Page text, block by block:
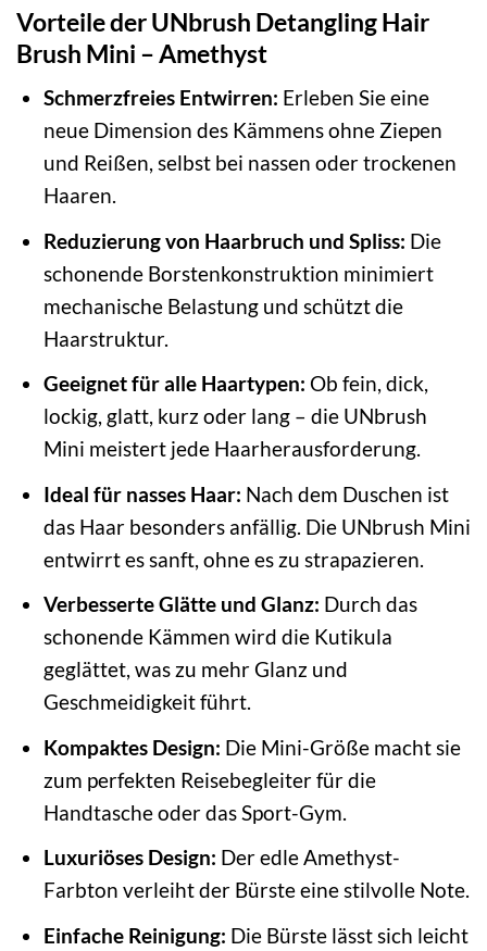
Vorteile der UNbrush Detangling Hair
Brush Mini – Amethyst
Schmerzfreies Entwirren: Erleben Sie eine
neue Dimension des Kämmens ohne Ziepen
und Reißen, selbst bei nassen oder trockenen
Haaren.
Reduzierung von Haarbruch und Spliss: Die
schonende Borstenkonstruktion minimiert
mechanische Belastung und schützt die
Haarstruktur.
Geeignet für alle Haartypen: Ob fein, dick,
lockig, glatt, kurz oder lang – die UNbrush
Mini meistert jede Haarherausforderung.
Ideal für nasses Haar: Nach dem Duschen ist
das Haar besonders anfällig. Die UNbrush Mini
entwirrt es sanft, ohne es zu strapazieren.
Verbesserte Glätte und Glanz: Durch das
schonende Kämmen wird die Kutikula
geglättet, was zu mehr Glanz und
Geschmeidigkeit führt.
Kompaktes Design: Die Mini-Größe macht sie
zum perfekten Reisebegleiter für die
Handtasche oder das Sport-Gym.
Luxuriöses Design: Der edle Amethyst-
Farbton verleiht der Bürste eine stilvolle Note.
Einfache Reinigung: Die Bürste lässt sich leicht